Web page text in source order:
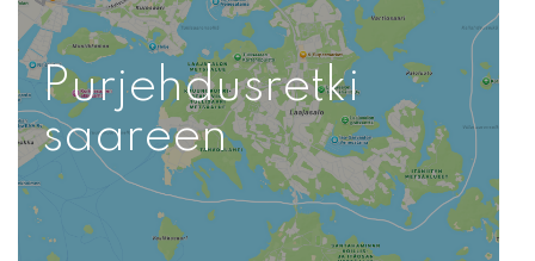
Purjehdusretki
saareen